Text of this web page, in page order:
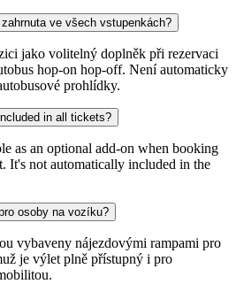
ve všech vstupenkách?
jako volitelný doplněk při rezervaci
hop-on hop-off. Není automaticky
prohlídky.
in all tickets?
as an optional add-on when booking
It's not automatically included in the
osoby na vozíku?
vybaveny nájezdovými rampami pro
je výlet plně přístupný i pro